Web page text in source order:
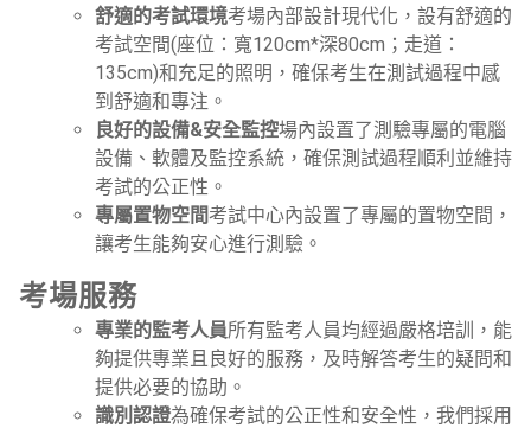
舒適的考試環境考場內部設計現代化，設有舒適的
考試空間(座位：寬120cm*深80cm；走道：
135cm)和充足的照明，確保考生在測試過程中感
到舒適和專注。
良好的設備&安全監控場內設置了測驗專屬的電腦
設備、軟體及監控系統，確保測試過程順利並維持
考試的公正性。
專屬置物空間考試中心內設置了專屬的置物空間，
讓考生能夠安心進行測驗。
考場服務
專業的監考人員所有監考人員均經過嚴格培訓，能
夠提供專業且良好的服務，及時解答考生的疑問和
提供必要的協助。
識別認證為確保考試的公正性和安全性，我們採用